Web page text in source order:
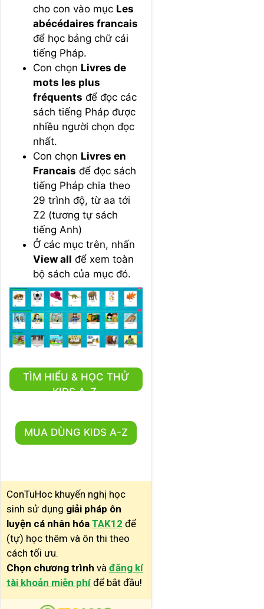
cho con vào mục Les
abécédaires francais
để học bảng chữ cái
tiếng Pháp.
Con chọn Livres de
mots les plus
fréquents để đọc các
sách tiếng Pháp được
nhiều người chọn đọc
nhất.
Con chọn Livres en
Francais để đọc sách
tiếng Pháp chia theo
29 trình độ, từ aa tới
Z2 (tương tự sách
tiếng Anh)
Ở các mục trên, nhấn
View all để xem toàn
bộ sách của mục đó.
TÌM HIỂU & HỌC THỬ
KIDS A-Z
MUA DÙNG KIDS A-Z
ConTuHoc khuyến nghị học
sinh sử dụng giải pháp ôn
luyện cá nhân hóa TAK12 để
(tự) học thêm và ôn thi theo
cách tối ưu.
Chọn chương trình và đăng kí
tài khoản miễn phí để bắt đầu!